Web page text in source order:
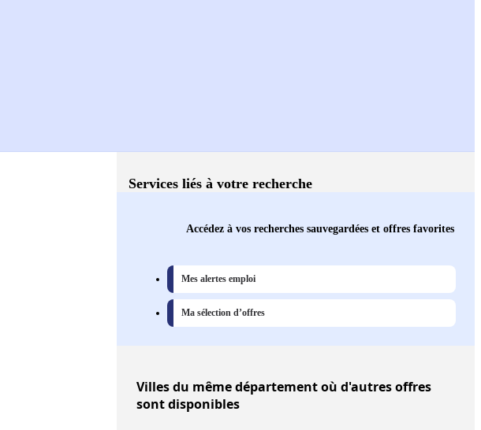
Services liés à votre recherche
Accédez à vos recherches sauvegardées et offres favorites
Mes alertes emploi
Ma sélection d’offres
Villesdu même département où d'autres offres
sont disponibles